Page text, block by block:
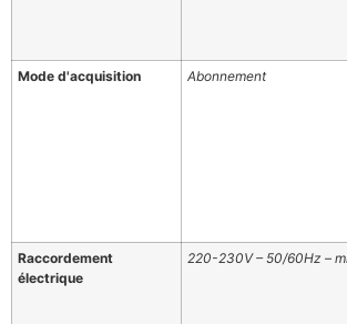
Mode d'acquisition Abonnement
Raccordement
électrique
220-230V – 50/60Hz –